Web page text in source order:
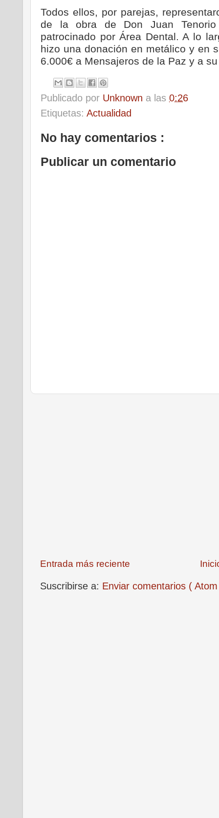
Todos ellos, por parejas,
de la obra de Don Juan
patrocinado por Área Dental. A lo
hizo una donación en metálico y en
6.000€ a Mensajeros de la Paz y a
Publicado por Unknown a las 0:26
Etiquetas: Actualidad
No hay comentarios :
Publicar un comentario
Entrada más reciente
Suscribirse a: Enviar comentarios (